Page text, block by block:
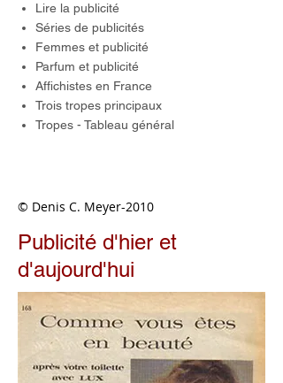
Lire la publicité
Séries de publicités
Femmes et publicité
Parfum et publicité
Affichistes en France
Trois tropes principaux
Tropes - Tableau général
© Denis C. Meyer-2010
Publicité d'hier et
d'aujourd'hui